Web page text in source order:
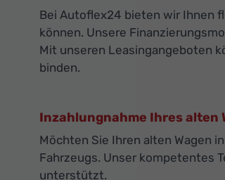
Bei Autoflex24 bieten wir Ihnen
können. Unsere
Mit unseren Leasingangeboten
binden.
Inzahlungnahme Ihres alten
Möchten Sie Ihren alten Wagen
Fahrzeugs. Unser kompetentes
unterstützt.